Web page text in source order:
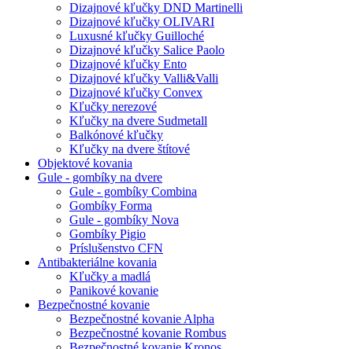
Dizajnové kľučky DND Martinelli
Dizajnové kľučky OLIVARI
Luxusné kľučky Guilloché
Dizajnové kľučky Salice Paolo
Dizajnové kľučky Ento
Dizajnové kľučky Valli&Valli
Dizajnové kľučky Convex
Kľučky nerezové
Kľučky na dvere Sudmetall
Balkónové kľučky
Kľučky na dvere štítové
Objektové kovania
Gule - gombíky na dvere
Gule - gombíky Combina
Gombíky Forma
Gule - gombíky Nova
Gombíky Pigio
Príslušenstvo CFN
Antibakteriálne kovania
Kľučky a madlá
Panikové kovanie
Bezpečnostné kovanie
Bezpečnostné kovanie Alpha
Bezpečnostné kovanie Rombus